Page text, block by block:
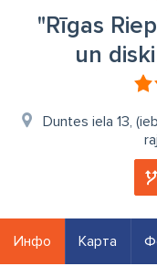
"Rīgas
un
Duntes iela 13,
Инфо Карта